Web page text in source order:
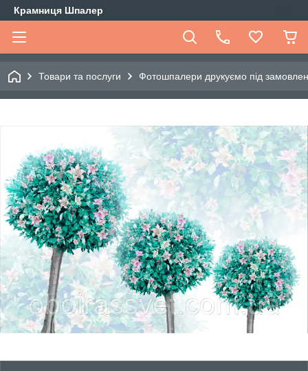
Крамниця Шпалер
Товари та послуги Фотошпалери друкуємо під